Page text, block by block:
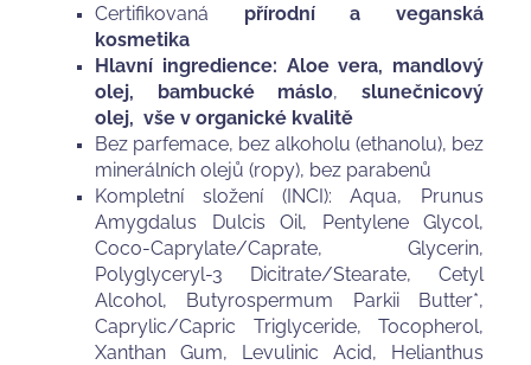
Certifikovaná přírodní a veganská
kosmetika
Hlavní ingredience: Aloe vera, mandlový
olej, bambucké máslo,slunečnicový
olej, vše v organické kvalitě
Bez parfemace, bez alkoholu (ethanolu), bez
minerálních olejů (ropy), bez parabenů
Kompletní složení (INCI):Aqua, Prunus
Amygdalus Dulcis Oil, Pentylene Glycol,
Coco-Caprylate/Caprate, Glycerin,
Polyglyceryl-3 Dicitrate/Stearate, Cetyl
Alcohol, Butyrospermum Parkii Butter*,
Caprylic/Capric Triglyceride, Tocopherol,
Xanthan Gum, Levulinic Acid, Helianthus